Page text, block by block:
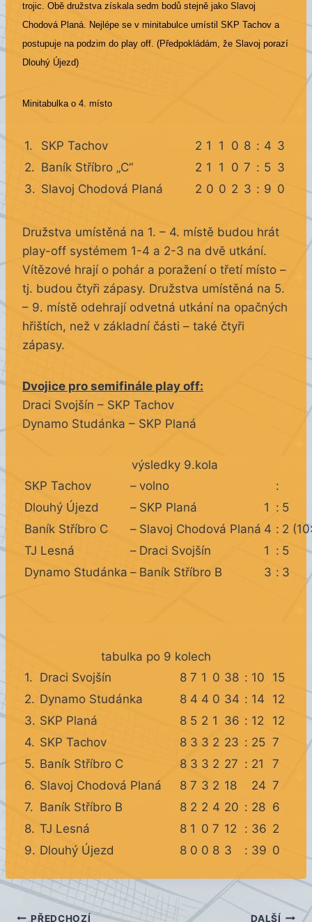
trojic. Obě družstva získala sedm bodů stejně jako Slavoj
Chodová Planá. Nejlépe se v minitabulce umístil SKP Tachov a
postupuje na podzim do play off. (Předpokládám, že Slavoj porazí
Dlouhý Újezd)
Minitabulka o 4. místo
1. SKP Tachov 2 1 1 0 8 : 4 3
2. Baník Stříbro „C“ 2 1 1 0 7 : 5 3
3. Slavoj Chodová Planá 2 0 0 2 3 : 9 0
Družstva umístěná na 1. – 4. místě budou hrát
play-off systémem 1-4 a 2-3 na dvě utkání.
Vítězové hrají o pohár a poražení o třetí místo –
tj. budou čtyři zápasy. Družstva umístěná na 5.
– 9. místě odehrají odvetná utkání na opačných
hřištích, než v základní části – také čtyři
zápasy.
Dvojice pro semifinále play off:
Draci Svojšín – SKP Tachov
Dynamo Studánka – SKP Planá
výsledky 9.kola
SKP Tachov
– volno
:
Dlouhý Újezd
– SKP Planá 1 : 5
Baník Stříbro C
– Slavoj Chodová Planá 4 : 2
TJ Lesná
– Draci Svojšín 1 : 5
Dynamo Studánka – Baník Stříbro B 3 : 3
tabulka po 9 kolech
1. Draci Svojšín 8 7 1 0 38 : 10
15
2. Dynamo Studánka 8 4 4 0 34 : 14
12
3. SKP Planá 8 5 2 1 36 : 12
12
4. SKP Tachov 8 3 3 2 23 : 25 7
5. Baník Stříbro C 8 3 3 2 27 : 21
7
6. Slavoj Chodová Planá 8 7 3 2 18 24 7
7. Baník Stříbro B 8 2 2 4 20 : 28 6
8. TJ Lesná 8 1 0 7 12 : 36 2
9. Dlouhý Újezd 8 0 0 8 3 : 39 0
PŘEDCHOZÍ DALŠÍ